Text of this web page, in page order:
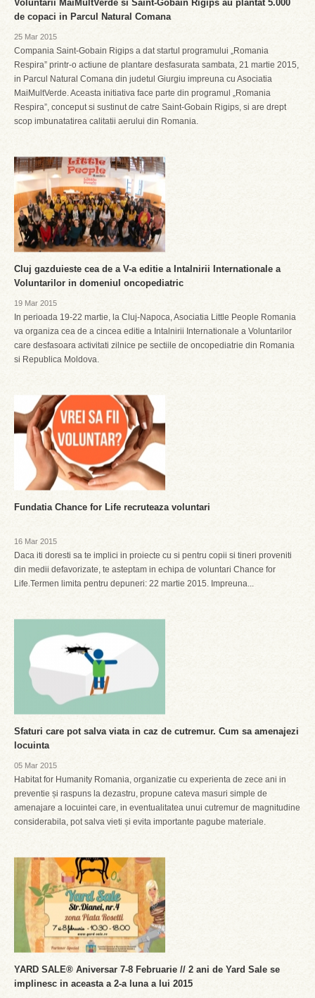
Voluntarii MaiMultVerde si Saint-Gobain Rigips au plantat 5.000
de copaci in Parcul Natural Comana
25 Mar 2015
Compania Saint-Gobain Rigips a dat startul programului „Romania
Respira” printr-o actiune de plantare desfasurata sambata, 21 martie 2015,
in Parcul Natural Comana din judetul Giurgiu impreuna cu Asociatia
MaiMultVerde. Aceasta initiativa face parte din programul „Romania
Respira”, conceput si sustinut de catre Saint-Gobain Rigips, si are drept
scop imbunatatirea calitatii aerului din Romania.
Cluj gazduieste cea de a V-a editie a Intalnirii Internationale a
Voluntarilor in domeniul oncopediatric
19 Mar 2015
In perioada 19-22 martie, la Cluj-Napoca, Asociatia Little People Romania
va organiza cea de a cincea editie a Intalnirii Internationale a Voluntarilor
care desfasoara activitati zilnice pe sectiile de oncopediatrie din Romania
si Republica Moldova.
Fundatia Chance for Life recruteaza voluntari
16 Mar 2015
Daca iti doresti sa te implici in proiecte cu si pentru copii si tineri proveniti
din medii defavorizate, te asteptam in echipa de voluntari Chance for
Life.Termen limita pentru depuneri: 22 martie 2015. Impreuna...
Sfaturi care pot salva viata in caz de cutremur. Cum sa amenajezi
locuinta
05 Mar 2015
Habitat for Humanity Romania, organizatie cu experienta de zece ani in
preventie și raspuns la dezastru, propune cateva masuri simple de
amenajare a locuintei care, in eventualitatea unui cutremur de magnitudine
considerabila, pot salva vieti și evita importante pagube materiale.
YARD SALE® Aniversar 7-8 Februarie // 2 ani de Yard Sale se
implinesc in aceasta a 2-a luna a lui 2015